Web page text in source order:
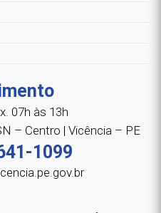
07h às 13h
– Centro | Vicência – PE
1099